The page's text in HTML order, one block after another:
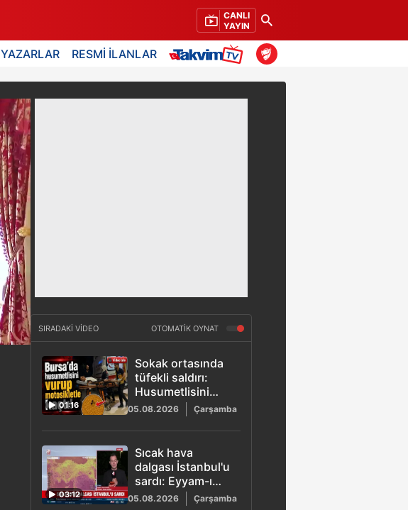
CANLI
YAYIN
YAZARLAR RESMİ İLANLAR
SIRADAKİ VİDEO OTOMATİK OYNAT
01:16
Sokak ortasında
tüfekli saldırı:
Husumetlisini
vurup
motosikletle kaçtı
05.08.2026 Çarşamba
03:12
Sıcak hava
dalgası İstanbul'u
sardı: Eyyam-ı
bahur geliyor!
05.08.2026 Çarşamba